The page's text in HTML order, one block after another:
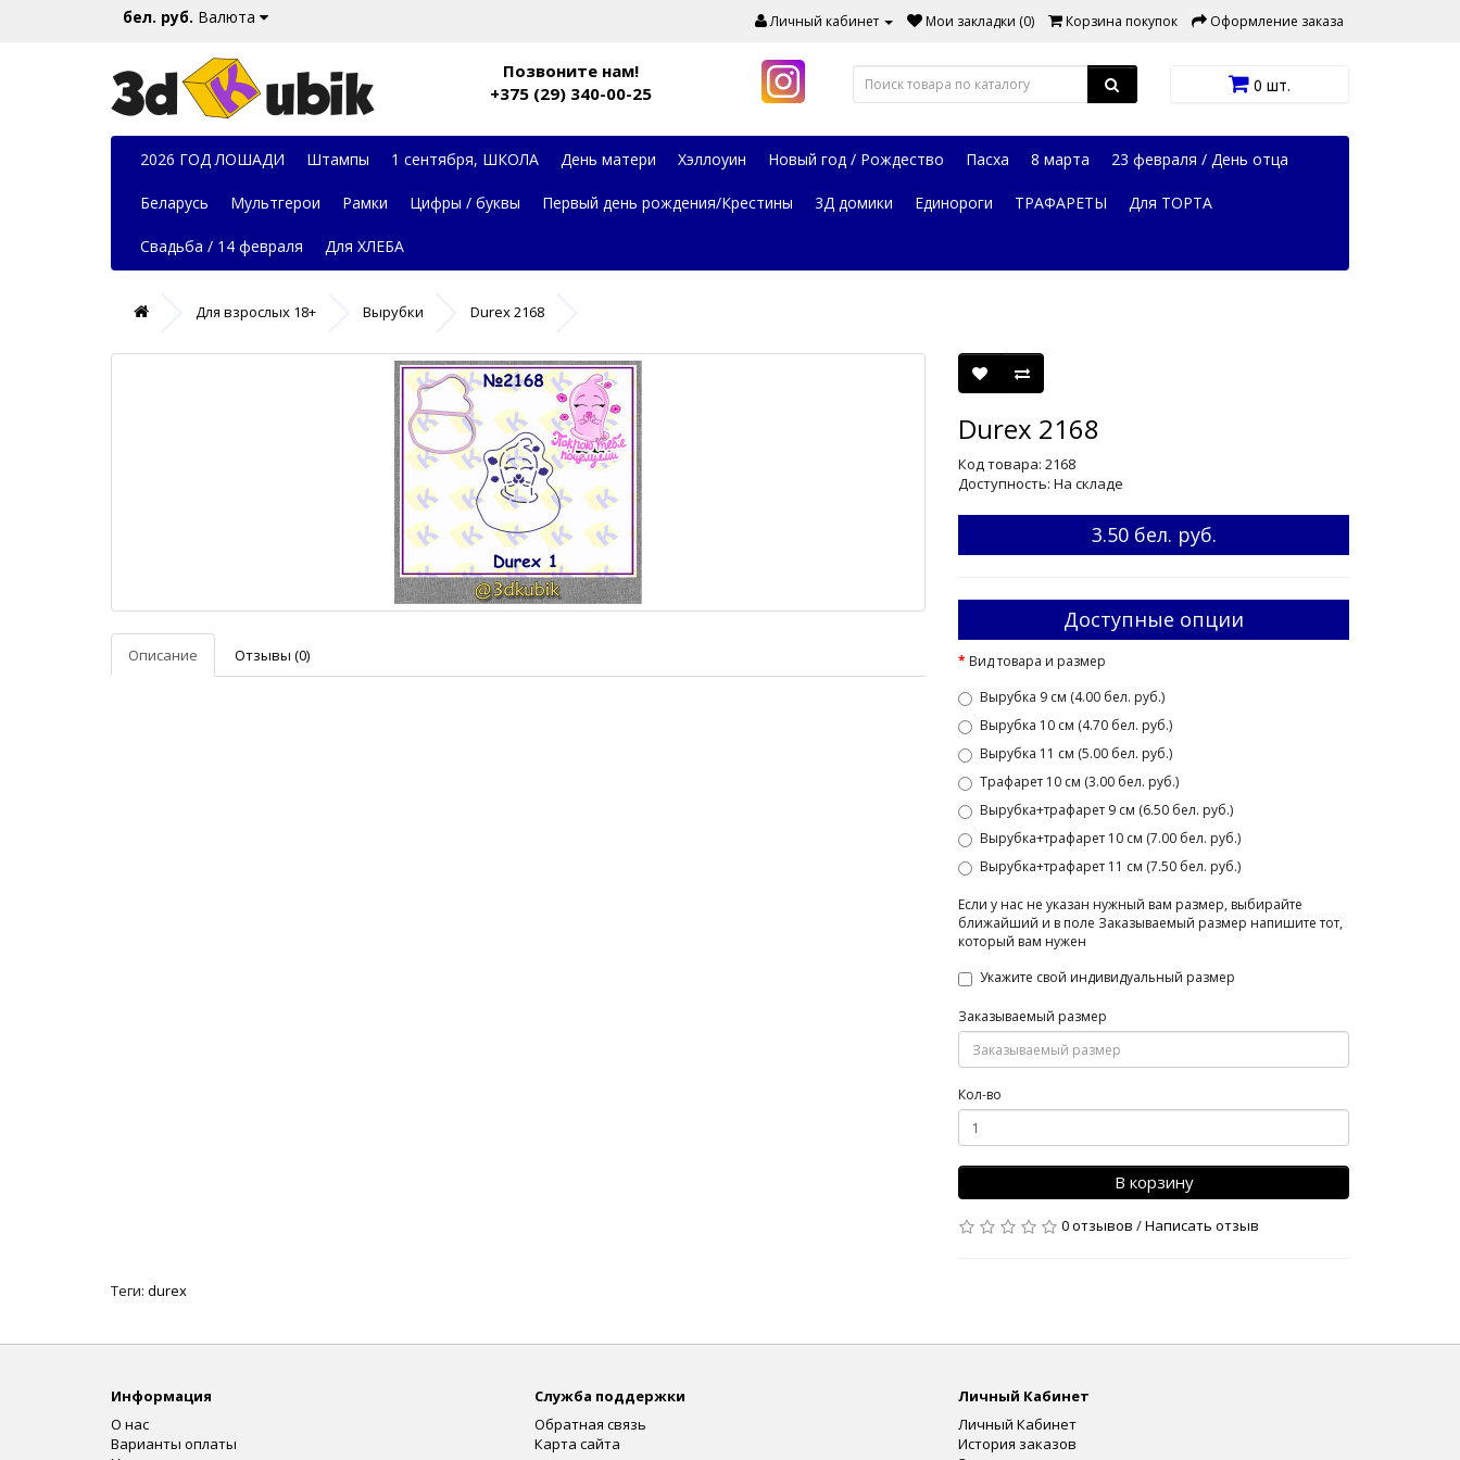
бел. руб. Валюта Личный кабинет Мои закладки (0) Корзина покупок Оформление заказа
Позвоните нам!
+375 (29) 340-00-25
0 шт.
2026 ГОД ЛОШАДИ Штампы 1 сентября, ШКОЛА День матери Хэллоуин Новый год / Рождество Пасха 8 марта 23 февраля / День отца
Беларусь Мультгерои Рамки Цифры / буквы Первый день рождения/Крестины 3Д домики Единороги ТРАФАРЕТЫ Для ТОРТА
Свадьба / 14 февраля Для ХЛЕБА
Для взрослых 18+ Вырубки Durex 2168
Описание Отзывы (0)
Durex 2168
Код товара: 2168
Доступность: На складе
3.50 бел. руб.
Доступные опции
Вид товара и размер
Вырубка 9 см (4.00 бел. руб.)
Вырубка 10 см (4.70 бел. руб.)
Вырубка 11 см (5.00 бел. руб.)
Трафарет 10 см (3.00 бел. руб.)
Вырубка+трафарет 9 см (6.50 бел. руб.)
Вырубка+трафарет 10 см (7.00 бел. руб.)
Вырубка+трафарет 11 см (7.50 бел. руб.)
Если у нас не указан нужный вам размер, выбирайте
ближайший и в поле Заказываемый размер напишите тот,
который вам нужен
Укажите свой индивидуальный размер
Заказываемый размер
Кол-во
В корзину
0 отзывов /Написать отзыв
Теги: durex
Информация
О нас
Варианты оплаты
Служба поддержки
Обратная связь
Карта сайта
Личный Кабинет
Личный Кабинет
История заказов